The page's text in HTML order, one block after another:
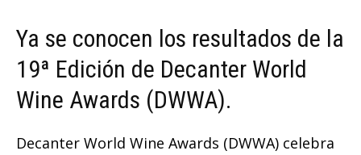
Ya se conocen los resultados de la
19ª Edición de Decanter World
Wine Awards (DWWA).
Decanter World Wine Awards (DWWA) celebra